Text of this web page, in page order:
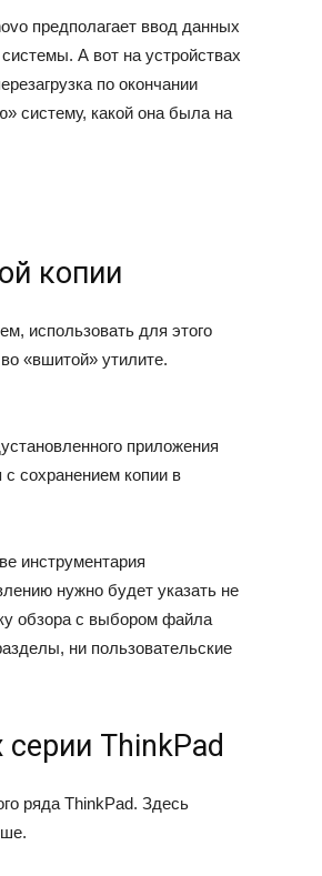
предполагает ввод данных
А вот на устройствах
по окончании
систему, какой она была на
копии
использовать для этого
«вшитой» утилите.
приложения
с сохранением копии в
инструментария
нужно будет указать не
обзора с выбором файла
ни пользовательские
ThinkPad
ряда ThinkPad. Здесь